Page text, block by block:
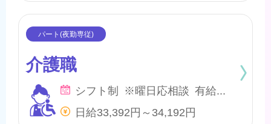
介護職
日給33,392円～34,192円